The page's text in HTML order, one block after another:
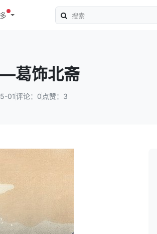
葛饰北斋
01评论：0 点赞：3